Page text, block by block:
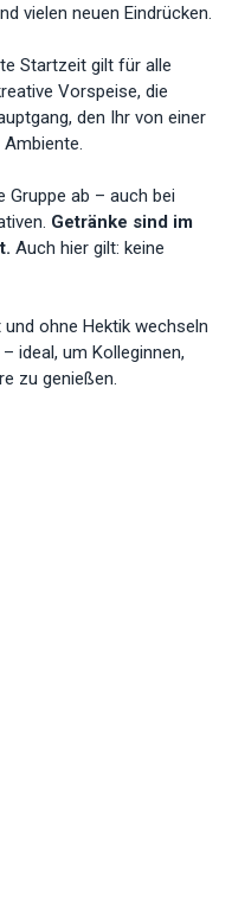
vielen neuen Eindrücken.
Startzeit gilt für alle
Vorspeise, die
den Ihr von einer
Gruppe ab – auch bei
Getränke sind im
Auch hier gilt: keine
ohne Hektik wechseln
ideal, um Kolleginnen,
zu genießen.